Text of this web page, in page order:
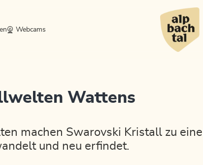
Webcams
Wattens
machen Swarovski Kristall zu
und neu erfindet.